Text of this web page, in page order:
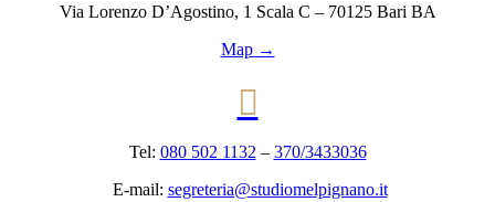
Via Lorenzo D’Agostino, 1 Scala C – 70125 Bari BA
Map →

Tel: 080 502 1132 – 370/3433036
E-mail: segreteria@studiomelpignano.it